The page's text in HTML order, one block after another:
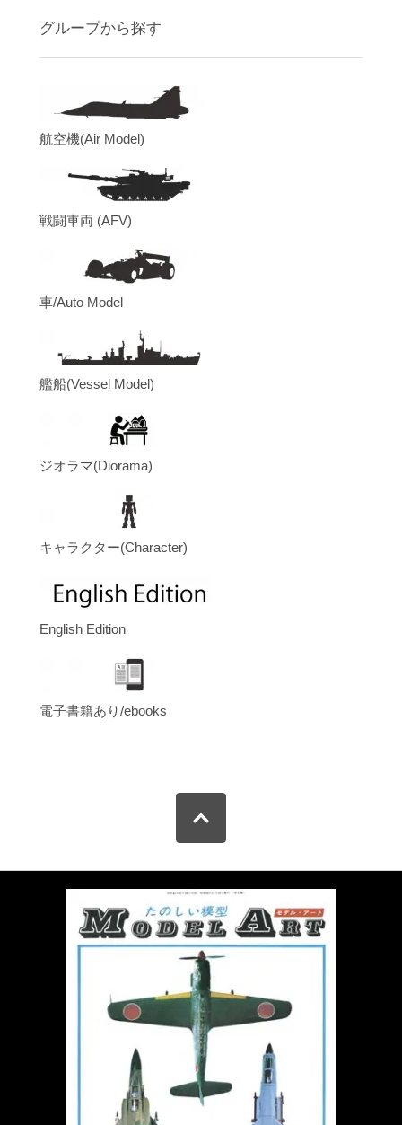
グループから探す
航空機(Air Model)
戦闘車両 (AFV)
車/Auto Model
艦船(Vessel Model)
ジオラマ(Diorama)
キャラクター(Character)
English Edition
電子書籍あり/ebooks